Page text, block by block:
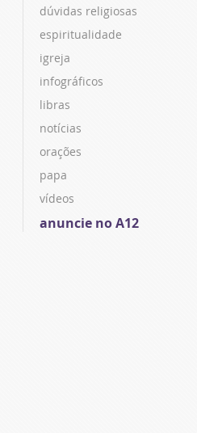
dúvidas religiosas
espiritualidade
igreja
infográficos
libras
notícias
orações
papa
vídeos
anuncie no A12